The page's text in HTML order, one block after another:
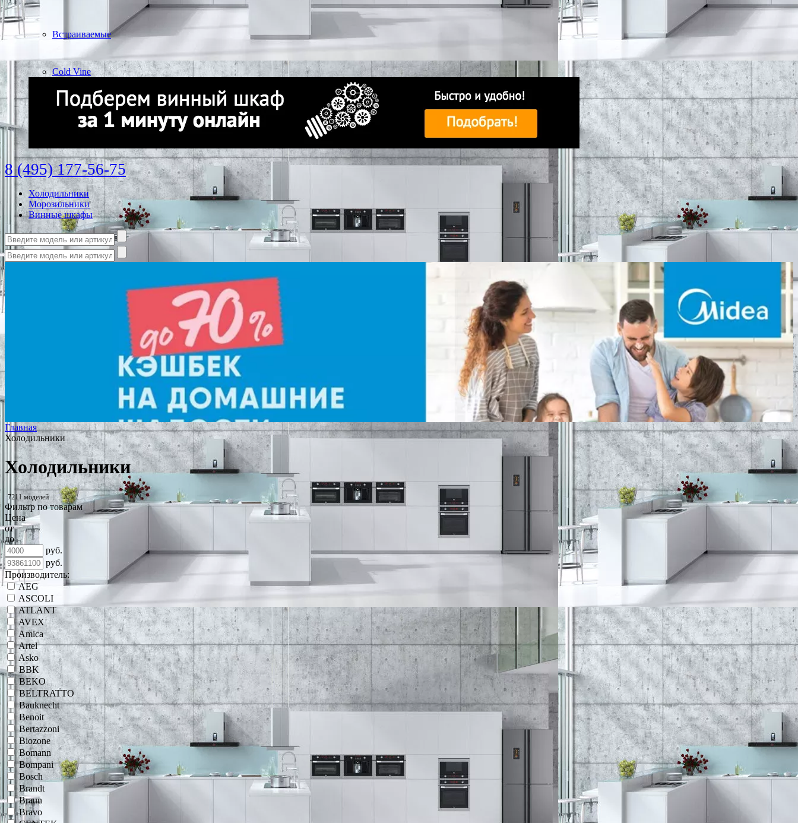
Встраиваемые
Cold Vine
8 (495) 177-56-75
Холодильники
Морозильники
Винные шкафы
Главная
Холодильники
Холодильники
7211 моделей
Фильтр по товарам
Цена
от
до
руб.
руб.
Производитель:
AEG
ASCOLI
ATLANT
AVEX
Amica
Artel
Asko
BBK
BEKO
BELTRATTO
Bauknecht
Benoit
Bertazzoni
Biozone
Bomann
Bompani
Bosch
Brandt
Braun
Bravo